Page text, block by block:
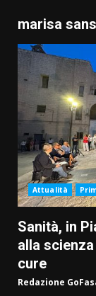
marisa
Attualità
Sanità, in
alla
cure
Redazione